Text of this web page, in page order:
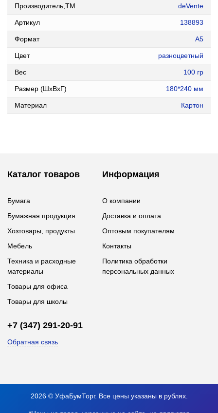
Производитель,ТМ deVente
Артикул 138893
Формат А5
Цвет разноцветный
Вес 100 гр
Размер (ШxВxГ) 180*240 мм
Материал Картон
Каталог товаров
Бумага
Бумажная продукция
Хозтовары, продукты
Мебель
Техника и расходные
материалы
Товары для офиса
Товары для школы
Информация
О компании
Доставка и оплата
Оптовым покупателям
Контакты
Политика обработки
персональных данных
+7 (347) 291-20-91
Обратная связь
2026 © УфаБумТорг. Все цены указаны в рублях.